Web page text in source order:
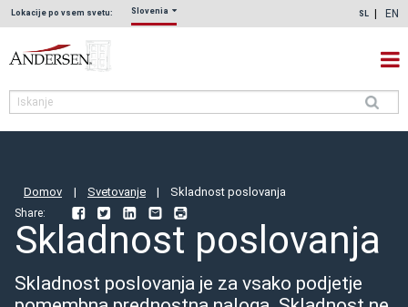
Lokacije po vsem svetu: Slovenia SL EN
Domov | Svetovanje | Skladnost poslovanja
Share: Facebook
Twitter LinkedInEmail
Skladnost poslovanja
Skladnost poslovanja je za vsako podjetje